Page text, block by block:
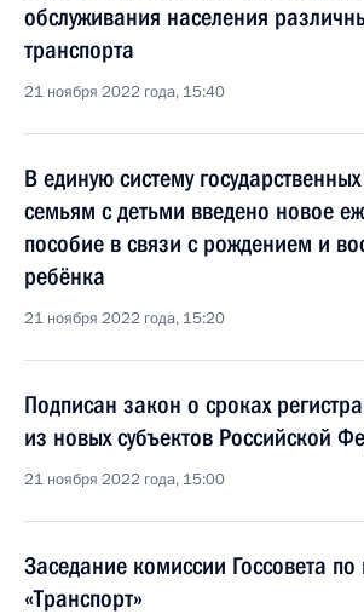
обслуживания населения
транспорта
21 ноября 2022 года, 15:40
В единую систему
семьям с детьми введено новое
пособие в связи с рождением и
ребёнка
21 ноября 2022 года, 15:20
Подписан закон о сроках
из новых субъектов Российской
21 ноября 2022 года, 15:00
Заседание комиссии Госcовета
«Транспорт»